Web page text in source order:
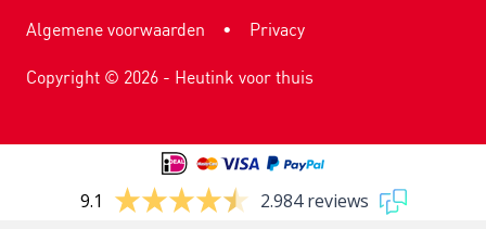
Algemene voorwaarden • Privacy
Copyright © 2026 - Heutink voor thuis
9.1 2.984 reviews